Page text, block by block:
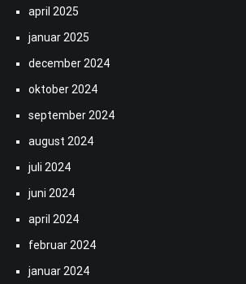
april 2025
januar 2025
december 2024
oktober 2024
september 2024
august 2024
juli 2024
juni 2024
april 2024
februar 2024
januar 2024